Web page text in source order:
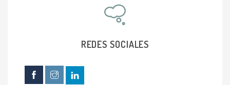
REDES SOCIALES